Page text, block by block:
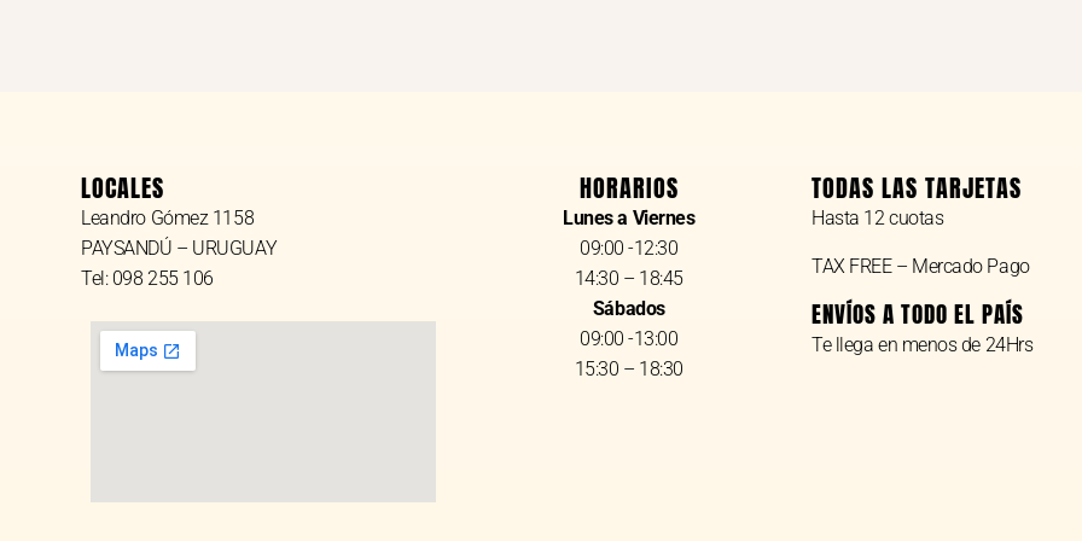
LOCALES
Leandro Gómez 1158
PAYSANDÚ – URUGUAY
Tel: 098 255 106
HORARIOS
Lunes a Viernes
09:00 -12:30
14:30 – 18:45
Sábados
09:00 -13:00
15:30 – 18:30
TODAS LAS TARJETAS
Hasta 12 cuotas
TAX FREE – Mercado Pago
ENVÍOS A TODO EL PAÍS
Te llega en menos de 24Hrs